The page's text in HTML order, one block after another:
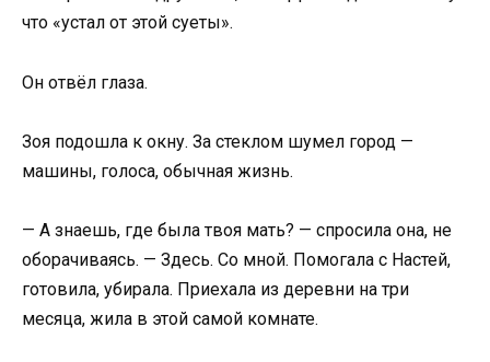
что «устал от этой суеты».
Он отвёл глаза.
Зоя подошла к окну. За стеклом шумел город —
машины, голоса, обычная жизнь.
— А знаешь, где была твоя мать? — спросила она, не
оборачиваясь. — Здесь. Со мной. Помогала с Настей,
готовила, убирала. Приехала из деревни на три
месяца, жила в этой самой комнате.